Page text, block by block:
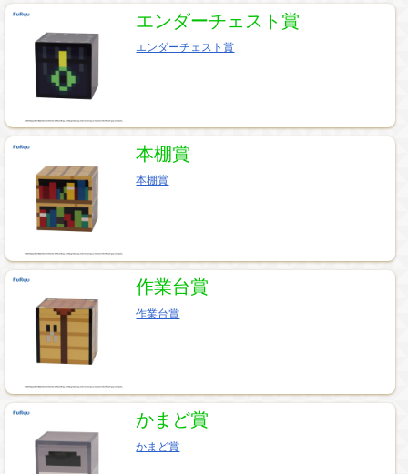
エンダーチェスト賞
エンダーチェスト賞
本棚賞
本棚賞
作業台賞
作業台賞
かまど賞
かまど賞